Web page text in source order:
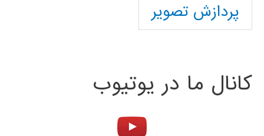
پردازش تصویر
کانال ما در یوتیوب